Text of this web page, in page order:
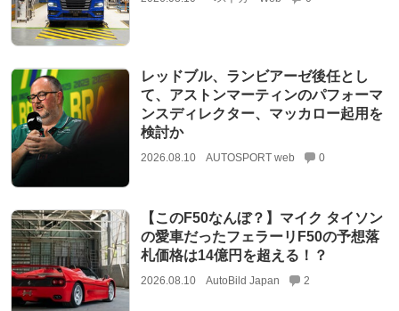
レッドブル、ランビアーゼ後任とし
て、アストンマーティンのパフォーマ
ンスディレクター、マッカロー起用を
検討か
2026.08.10 AUTOSPORT web 0
【このF50なんぼ？】マイク タイソン
の愛車だったフェラーリF50の予想落
札価格は14億円を超える！？
2026.08.10 AutoBild Japan 2